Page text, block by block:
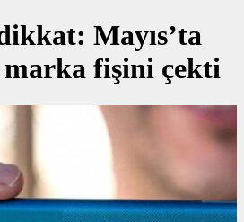
Mayıs’ta
fişini çekti